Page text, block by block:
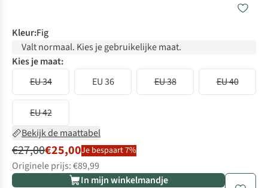
Kleur:Fig
Valt normaal. Kies je gebruikelijke maat.
Kies je maat:
EU 34
EU 36 EU 38 EU 40
EU 42
Bekijk de maattabel
€27,00€25,00Je bespaart 7%
Originele prijs: €89,99
In mijn winkelmandje